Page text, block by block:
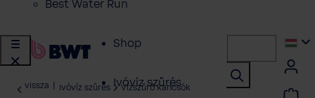
Best Water Run
Shop
Ivóvíz szűrés
vissza Ivóvíz szűrés Vízszűrő kancsók